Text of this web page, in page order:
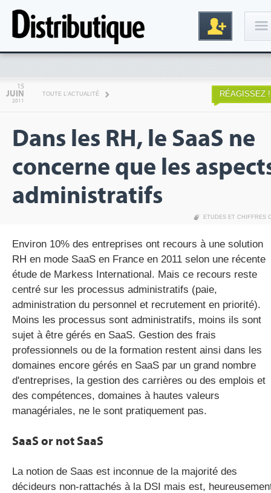
gratuite
15
JUIN
2011
TOUTE L'ACTUALITÉ RÉAGISSEZ !
Dans les RH, le SaaS ne
concerne que les
administratifs
ETUDES ET CHIFFRES
Environ 10% des entreprises ont recours à une solution
RH en mode SaaS en France en 2011 selon une récente
étude de Markess International. Mais ce recours reste
centré sur les processus administratifs (paie,
administration du personnel et recrutement en priorité).
Moins les processus sont administratifs, moins ils sont
sujet à être gérés en SaaS. Gestion des frais
professionnels ou de la formation restent ainsi dans les
domaines encore gérés en SaaS par un grand nombre
d'entreprises, la gestion des carrières ou des emplois et
des compétences, domaines à hautes valeurs
managériales, ne le sont pratiquement pas.
SaaS or not SaaS
La notion de Saas est inconnue de la majorité des
décideurs non-rattachés à la DSI mais est,